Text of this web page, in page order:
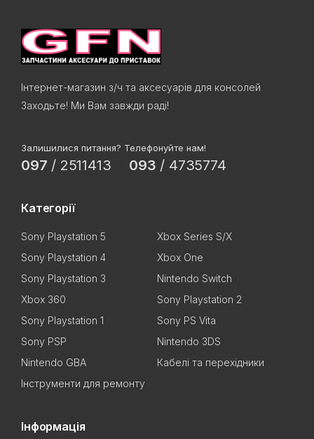
Інтернет-магазин з/ч та аксесуарів для консолей
Заходьте! Ми Вам завжди раді!
Залишилися питання? Телефонуйте нам!
097 / 2511413 093 / 4735774
Категорії
Sony Playstation 5
Xbox Series S/X
Sony Playstation 4
Xbox One
Sony Playstation 3
Nintendo Switch
Xbox 360
Sony Playstation 2
Sony Playstation 1
Sony PS Vita
Sony PSP
Nintendo 3DS
Nintendo GBA
Кабелі та перехідники
Інструменти для ремонту
Інформація